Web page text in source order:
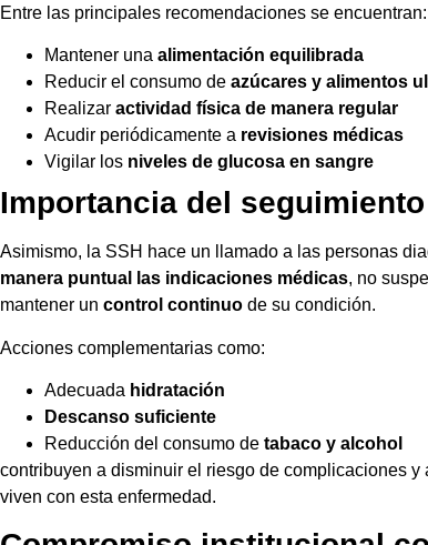
Entre las principales recomendaciones se encuentran:
Mantener una alimentación equilibrada
Reducir el consumo de azúcares y alimentos
Realizar actividad física de manera regular
Acudir periódicamente a revisiones médicas
Vigilar los niveles de glucosa en sangre
Importancia del
Asimismo, la SSH hace un llamado a las personas
manera puntual las indicaciones médicas, no
mantener un control continuo de su condición.
Acciones complementarias como:
Adecuada hidratación
Descanso suficiente
Reducción del consumo de tabaco y alcohol
contribuyen a disminuir el riesgo de complicaciones
viven con esta enfermedad.